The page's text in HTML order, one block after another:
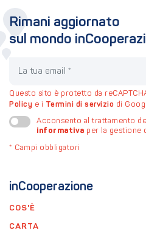
inCooperazione
COS'È
CARTA
Rimani aggiornato
sul mondo
Questo sito è protetto da
Policy e i Termini di servizio di
Acconsento al trattamento
informativa per la gestione
* Campi obbligatori